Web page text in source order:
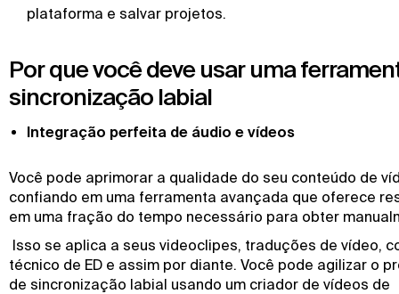
plataforma e salvar projetos.
Por que você deve usar uma
sincronização labial
Integração perfeita de áudio e vídeos
Você pode aprimorar a qualidade do seu conteúdo de
confiando em uma ferramenta avançada que oferece
em uma fração do tempo necessário para obter
Isso se aplica a seus videoclipes, traduções de vídeo,
técnico de ED e assim por diante. Você pode agilizar o
de sincronização labial usando um criador de vídeos de